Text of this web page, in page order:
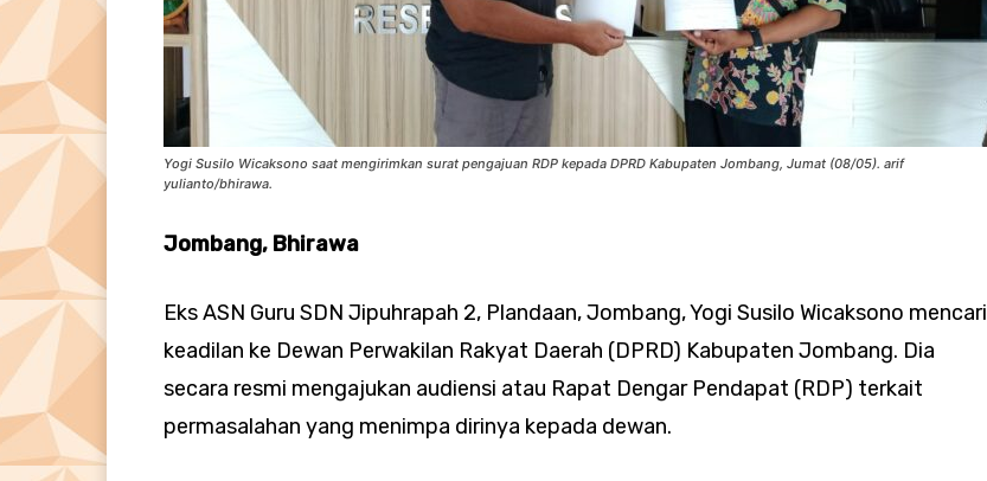
Yogi Susilo Wicaksono saat mengirimkan surat pengajuan RDP kepada DPRD Kabupaten Jombang, Jumat (08/05). arif
yulianto/bhirawa.
Jombang, Bhirawa
Eks ASN Guru SDN Jipuhrapah 2, Plandaan, Jombang, Yogi Susilo Wicaksono mencari
keadilan ke Dewan Perwakilan Rakyat Daerah (DPRD) Kabupaten Jombang. Dia
secara resmi mengajukan audiensi atau Rapat Dengar Pendapat (RDP) terkait
permasalahan yang menimpa dirinya kepada dewan.